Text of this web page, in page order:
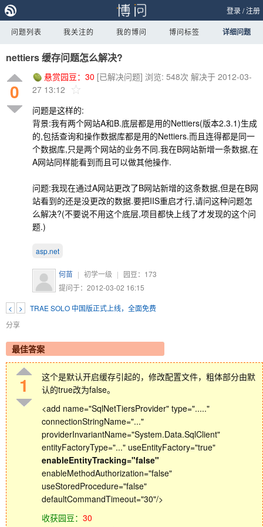
登录/注册
问题列表 我关注的 我的博问 博问标签 详细问题
nettiers 缓存问题怎么解决?
0
悬赏园豆： 30 [已解决问题] 浏览: 548次 解决于 2012-03-
27 13:12
问题是这样的:
背景:我有两个网站A和B.底层都是用的Nettiers(版本2.3.1)生成
的,包括查询和操作数据库都是用的Nettiers.而且连得都是同一
个数据库,只是两个网站的业务不同.我在B网站新增一条数据,在
A网站同样能看到而且可以做其他操作.
问题:我现在通过A网站更改了B网站新增的这条数据,但是在B网
站看到的还是没更改的数据.要把IIS重启才行,请问这种问题怎
么解决?(不要说不用这个底层,项目都快上线了才发现的这个问
题.)
asp.net
何苗 | 初学一级 | 园豆： 173
提问于：2012-03-02 16:15
< >
TRAE SOLO 中国版正式上线，全面免费
分享
最佳答案
1
这个是默认开启缓存引起的，修改配置文件，粗体部分由默
认的true改为false。
<add name="SqlNetTiersProvider" type="....."
connectionStringName="..."
providerInvariantName="System.Data.SqlClient"
entityFactoryType="..." useEntityFactory="true"
enableEntityTracking="false"
enableMethodAuthorization="false"
useStoredProcedure="false"
defaultCommandTimeout="30"/>
收获园豆： 30